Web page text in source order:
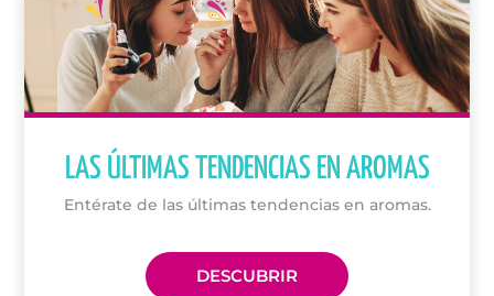
LAS ÚLTIMAS TENDENCIAS EN AROMAS
Entérate de las últimas tendencias en aromas.
DESCUBRIR